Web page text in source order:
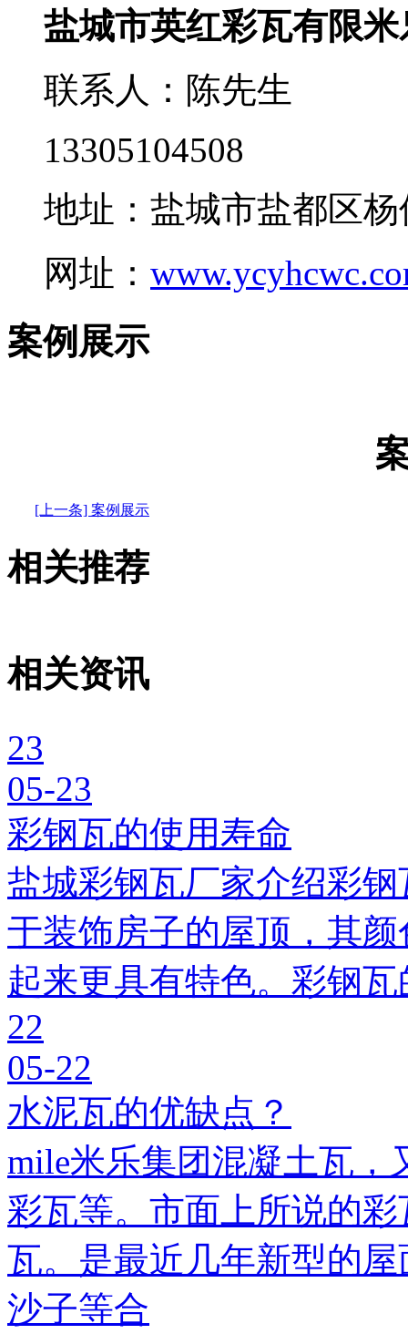
盐城市英红彩瓦有限
联系人：陈先生
13305104508
地址：盐城市盐都区
网址：
案例展示
[上一条] 案例展示
相关推荐
相关资讯
23
05-23
彩钢瓦的使用寿命
盐城彩钢瓦厂家介绍彩
于装饰房子的屋顶，其
起来更具有特色。彩钢
22
05-22
水泥瓦的优缺点？
mile米乐集团混凝土瓦，
彩瓦等。市面上所说的
瓦。是最近几年新型的
沙子等合